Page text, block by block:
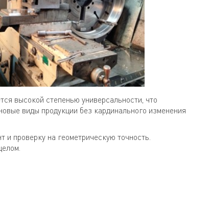
высокой степенью универсальности, что
виды продукции без кардинального изменения
проверку на геометрическую точность.